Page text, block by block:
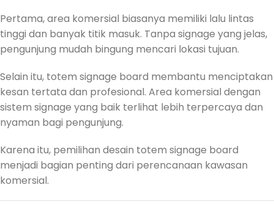
Pertama, area komersial biasanya memiliki lalu lintas
tinggi dan banyak titik masuk. Tanpa signage yang jelas,
pengunjung mudah bingung mencari lokasi tujuan.
Selain itu, totem signage board membantu menciptakan
kesan tertata dan profesional. Area komersial dengan
sistem signage yang baik terlihat lebih terpercaya dan
nyaman bagi pengunjung.
Karena itu, pemilihan desain totem signage board
menjadi bagian penting dari perencanaan kawasan
komersial.